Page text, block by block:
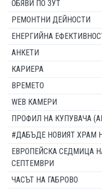
ОБЯВИ ПО ЗУТ
РЕМОНТНИ ДЕЙНОСТИ
ЕНЕРГИЙНА
АНКЕТИ
КАРИЕРА
ВРЕМЕТО
WEB КАМЕРИ
ПРОФИЛ НА КУПУВАЧА
#ДАБЪДЕ НОВИЯТ ХРАМ
ЕВРОПЕЙСКА СЕДМИЦА
СЕПТЕМВРИ
ЧАСЪТ НА ГАБРОВО